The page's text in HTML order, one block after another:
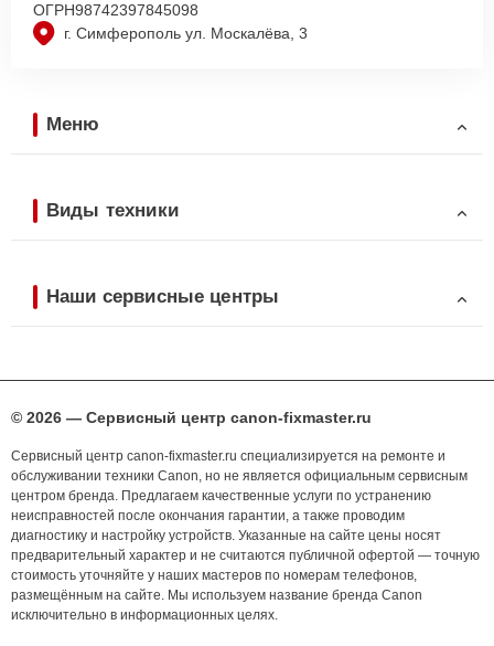
г. Симферополь ул. Москалёва, 3
ОГРН98742397845098
Меню
Виды техники
Наши сервисные центры
© 2026 — Сервисный центр canon-fixmaster.ru
Сервисный центр canon-fixmaster.ru специализируется на ремонте и
обслуживании техники Canon, но не является официальным сервисным
центром бренда. Предлагаем качественные услуги по устранению
неисправностей после окончания гарантии, а также проводим
диагностику и настройку устройств. Указанные на сайте цены носят
предварительный характер и не считаются публичной офертой — точную
стоимость уточняйте у наших мастеров по номерам телефонов,
размещённым на сайте. Мы используем название бренда Canon
исключительно в информационных целях.